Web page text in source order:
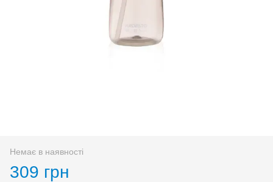
Немає в наявності
309 грн